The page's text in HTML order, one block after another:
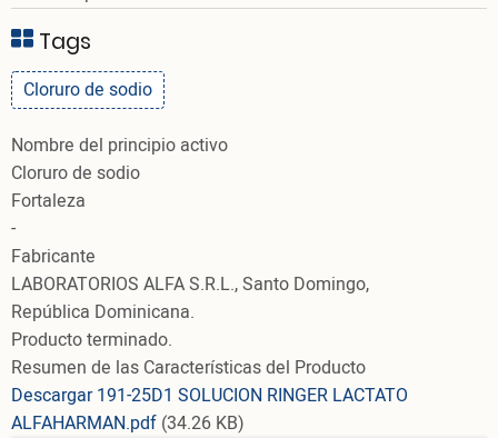
Tags
Cloruro de sodio
Nombre del principio activo
Cloruro de sodio
Fortaleza
-
Fabricante
LABORATORIOS ALFA S.R.L., Santo Domingo,
República Dominicana.
Producto terminado.
Resumen de las Características del Producto
Descargar 191-25D1 SOLUCION RINGER LACTATO
ALFAHARMAN.pdf (34.26 KB)